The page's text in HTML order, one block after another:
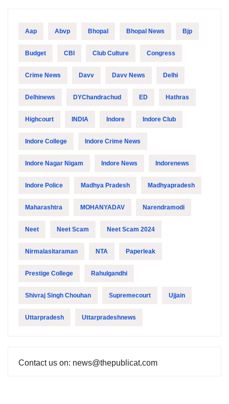
Aap Abvp Bhopal Bhopal News Bjp
Budget CBI Club Culture Congress
Crime News Davv Davv News Delhi
Delhinews DYChandrachud ED Hathras
Highcourt INDIA Indore Indore Club
Indore College Indore Crime News
Indore Nagar Nigam Indore News Indorenews
Indore Police Madhya Pradesh Madhyapradesh
Maharashtra MOHANYADAV Narendramodi
Neet Neet Scam Neet Scam 2024
Nirmalasitaraman NTA Paperleak
Prestige College Rahulgandhi
Shivraj Singh Chouhan Supremecourt Ujjain
Uttarpradesh Uttarpradeshnews
Contact us on: news@thepublicat.com